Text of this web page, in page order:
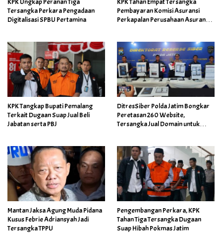
KPK Ungkap Peranan Tiga
Tersangka Perkara Pengadaan
Digitalisasi SPBU Pertamina
KPK Tahan Empat Tersangka
Pembayaran Komisi Asuransi
Perkapalan Perusahaan Asuransi
KPK Tangkap Bupati Pemalang
Terkait Dugaan Suap Jual Beli
Jabatan serta PBJ
DitresSiber Polda Jatim Bongkar
Peretasan 260 Website,
Tersangka Jual Domain untuk
Mantan Jaksa Agung Muda Pidana
Kusus Febrie Adriansyah Jadi
Tersangka TPPU
Pengembangan Perkara, KPK
Tahan Tiga Tersangka Dugaan
Suap Hibah Pokmas Jatim